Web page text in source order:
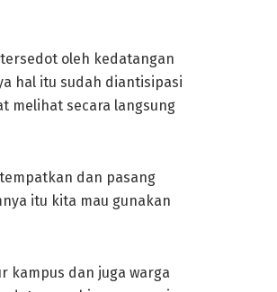
oleh kedatangan
hal itu sudah diantisipasi
melihat secara langsung
dan pasang
itu kita mau gunakan
kampus dan juga warga